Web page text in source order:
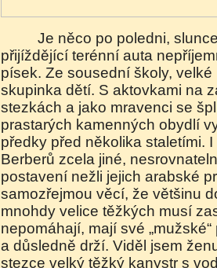
Je něco po poledni, slunce nemilosrdně pálí a
přijíždějící terénní auta
písek. Ze sousední školy,
skupinka dětí. S aktovkami na
stezkách a jako mravenci se
prastarých kamenných obydlí
předky před několika staletími.
Berberů zcela jiné,
postavení nežli jejich arabské
samozřejmou věcí, že většinu
mnohdy velice těžkých musí
nepomáhají, mají své
a důsledně drží. Viděl jsem
stezce velký těžký kanystr s